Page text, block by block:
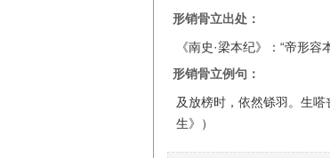
形销骨立出处：
《南史·梁本纪》：“帝形
形销骨立例句：
及放榜时，依然铩羽。生
生》）